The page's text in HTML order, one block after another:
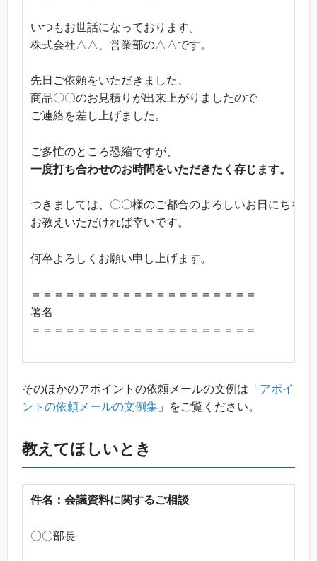
いつもお世話になっております。
株式会社△△、営業部の△△です。
先日ご依頼をいただきました、
商品〇〇のお見積りが出来上がりましたので
ご連絡を差し上げました。
ご多忙のところ恐縮ですが、
一度打ち合わせのお時間をいただきたく存じます。
つきましては、〇〇様のご都合のよろしいお日にちを
お教えいただければ幸いです。
何卒よろしくお願い申し上げます。
＝＝＝＝＝＝＝＝＝＝＝＝＝＝＝＝＝＝＝＝
署名
＝＝＝＝＝＝＝＝＝＝＝＝＝＝＝＝＝＝＝＝
そのほかのアポイントの依頼メールの文例は「 アポイ
ントの依頼メールの文例集 」をご覧ください。
教えてほしいとき
件名：会議資料に関するご相談
〇〇部長